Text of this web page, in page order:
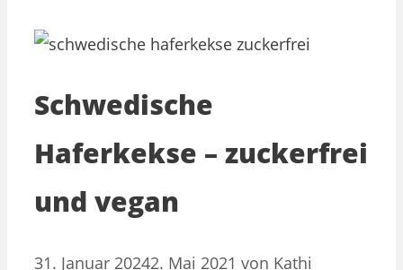
Schwedische
Haferkekse – zuckerfrei
und vegan
31. Januar 20242. Mai 2021 von Kathi